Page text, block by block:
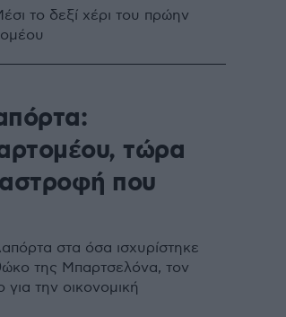
το δεξί χέρι του πρώην
τώρα
που
στα όσα ισχυρίστηκε
της Μπαρτσελόνα, τον
την οικονομική